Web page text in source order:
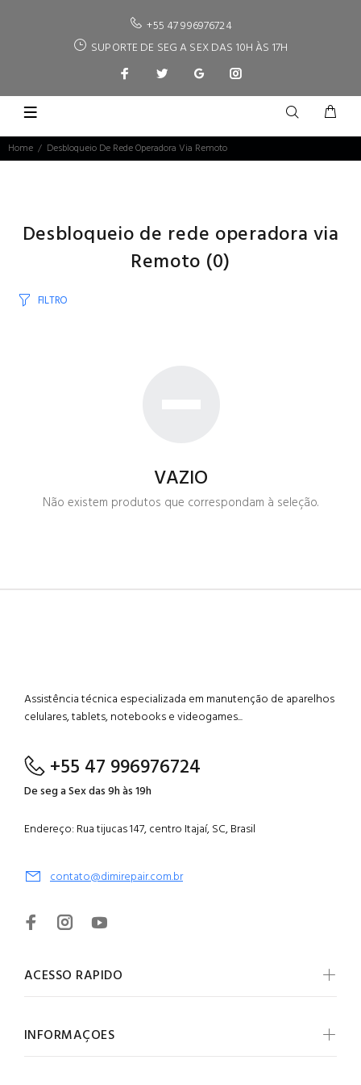
+55 47 996976724
SUPORTE DE SEG A SEX DAS 10H ÀS 17H
Home Desbloqueio De Rede Operadora Via Remoto
Desbloqueio de rede operadora via
Remoto (0)
FILTRO
VAZIO
Não existem produtos que correspondam à seleção.
Assistência técnica especializada em manutenção de aparelhos
celulares, tablets, notebooks e videogames...
+55 47 996976724
De seg a Sex das 9h às 19h
Endereço: Rua tijucas 147, centro Itajaí, SC, Brasil
contato@dimirepair.com.br
ACESSO RAPIDO
INFORMAÇOES